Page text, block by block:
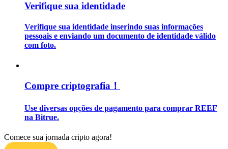
Guia para iniciantes em futuros
Estratégias de negociação
Verifique sua identidade
Verifique sua identidade inserindo suas informações
pessoais e enviando um documento de identidade válido
com foto.
Compre criptografia！
Use diversas opções de pagamento para comprar REEF
na Bitrue.
Comece sua jornada cripto agora!